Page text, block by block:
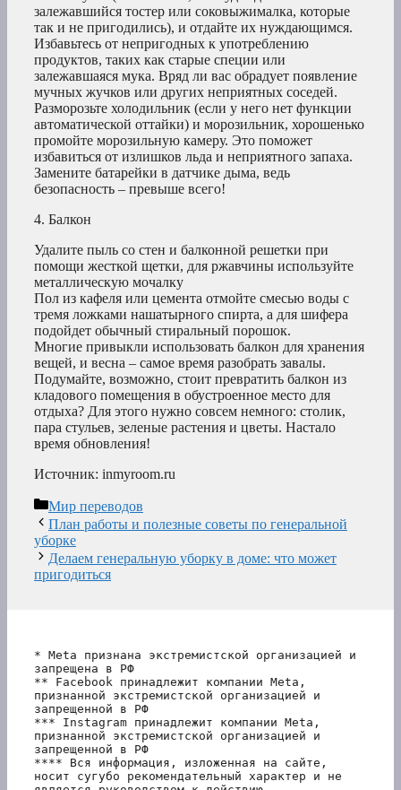
залежавшийся тостер или соковыжималка, которые
так и не пригодились), и отдайте их нуждающимся.
Избавьтесь от непригодных к употреблению
продуктов, таких как старые специи или
залежавшаяся мука. Вряд ли вас обрадует появление
мучных жучков или других неприятных соседей.
Разморозьте холодильник (если у него нет функции
автоматической оттайки) и морозильник, хорошенько
промойте морозильную камеру. Это поможет
избавиться от излишков льда и неприятного запаха.
Замените батарейки в датчике дыма, ведь
безопасность – превыше всего!
4. Балкон
Удалите пыль со стен и балконной решетки при
помощи жесткой щетки, для ржавчины используйте
металлическую мочалку
Пол из кафеля или цемента отмойте смесью воды с
тремя ложками нашатырного спирта, а для шифера
подойдет обычный стиральный порошок.
Многие привыкли использовать балкон для хранения
вещей, и весна – самое время разобрать завалы.
Подумайте, возможно, стоит превратить балкон из
кладового помещения в обустроенное место для
отдыха? Для этого нужно совсем немного: столик,
пара стульев, зеленые растения и цветы. Настало
время обновления!
Источник: inmyroom.ru
Рубрики
Мир переводов
План работы и полезные советы по генеральной
уборке
Делаем генеральную уборку в доме: что может
пригодиться
* Meta признана экстремистской организацией и
запрещена в РФ
** Facebook принадлежит компании Meta,
признанной экстремистской организацией и
запрещенной в РФ
*** Instagram принадлежит компании Meta,
признанной экстремистской организацией и
запрещенной в РФ
**** Вся информация, изложенная на сайте,
носит сугубо рекомендательный характер и не